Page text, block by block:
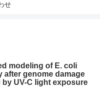
せ
modeling of E. coli
after genome damage
by UV-C light exposure